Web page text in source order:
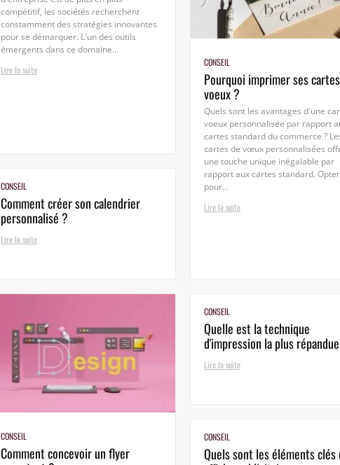
compétitif, les sociétés recherchent
constamment des stratégies innovantes
pour se démarquer. L'un des outils
émergents dans ce domaine...
Lire la suite
CONSEIL
Comment créer son calendrier
personnalisé ?
Lire la suite
CONSEIL
Pourquoi imprimer ses
voeux ?
Quels sont les avantages d'une
voeux personnalisée par rapport
cartes standard du commerce ?
cartes de vœux personnalisées
une touche unique inégalable par
rapport aux cartes standard. Opter
pour...
Lire la suite
CONSEIL
Comment concevoir un flyer
CONSEIL
Quelle est la technique
d'impression la plus
Lire la suite
CONSEIL
Quels sont les éléments clés